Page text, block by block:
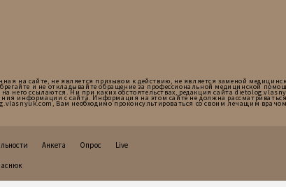
на сайте, не является призывом к действию, не является заменой
и не откладывайте обращение за профессиональной медицинской
ссылаются. Ни при каких обстоятельствах, редакция сайта
информации с сайта. Информация на этом сайте не должна рассматриваться
Вам необходимо проконсультироваться со своим лечащим
Анкета Опрос Live